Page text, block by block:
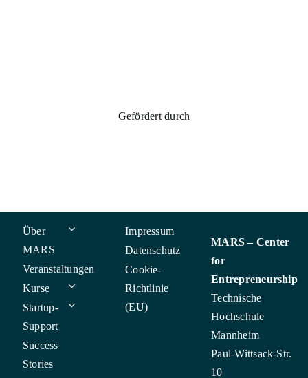
Gefördert durch
Über
MARS
Veranstaltungen
Kurse
Startup-
Support
Success
Stories
Impressum
Datenschutz
Cookie-
Richtlinie
(EU)
MARS – Center
for
Entrepreneurship
Technische
Hochschule
Mannheim
Paul-Wittsack-Str.
10